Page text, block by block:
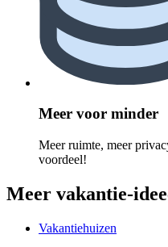
Meer voor minder
Meer ruimte, meer
voordeel!
Meer vakantie-
Vakantiehuizen